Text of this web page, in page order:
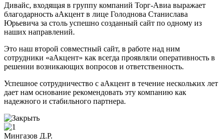
Дивайс, входящая в группу компаний Торг-Авиа выражает
благодарность аАкцент в лице Голоднова Станислава
Юрьевича за столь успешно созданный сайт по одному из
наших направлений.
Это наш второй совместный сайт, в работе над ним
сотрудники «аАкцент» как всегда проявляли оперативность в
решении возникающих вопросов и ответственность.
Успешное сотрудничество с аАкцент в течение нескольких лет
дает нам основание рекомендовать эту компанию как
надежного и стабильного партнера.
Мингазов Д.Р.